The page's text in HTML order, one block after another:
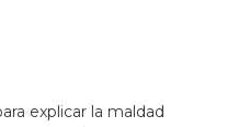
explicar la maldad